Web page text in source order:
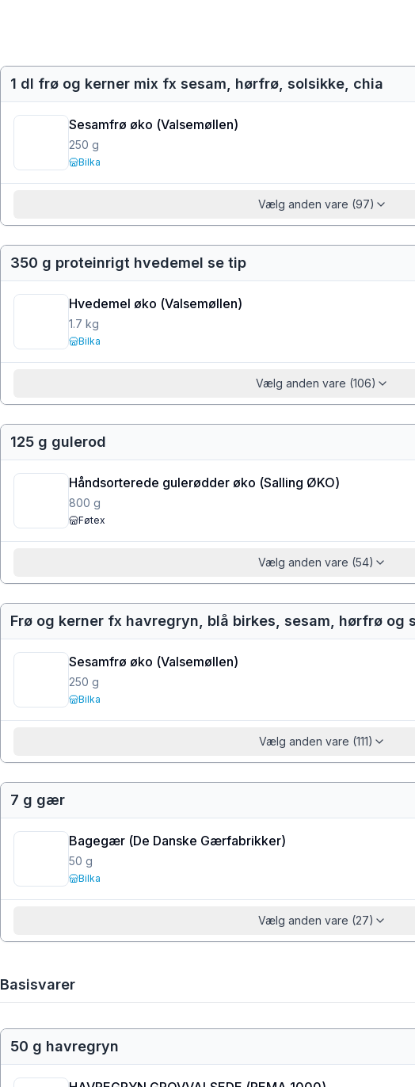
1 dl frø og kerner mix fx sesam, hørfrø, solsikke, chia
Sesamfrø øko (Valsemøllen)
250 g
Bilka
Vælg anden vare (97)
350 g proteinrigt hvedemel se tip
Hvedemel øko (Valsemøllen)
1.7 kg
Bilka
Vælg anden vare (106)
125 g gulerod
Håndsorterede gulerødder øko (Salling ØKO)
800 g
Føtex
Vælg anden vare (54)
Frø og kerner fx havregryn, blå birkes, sesam, hørfrø og
Sesamfrø øko (Valsemøllen)
250 g
Bilka
Vælg anden vare (111)
7 g gær
Bagegær (De Danske Gærfabrikker)
50 g
Bilka
Vælg anden vare (27)
Basisvarer
50 g havregryn